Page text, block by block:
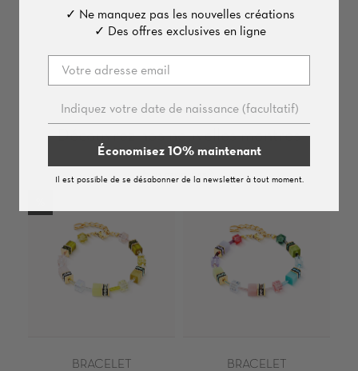
Découvrez nos nouvelles montres
Nos montres
BRACELET BRACELET
✓ Ne manquez pas les nouvelles créations
✓ Des offres exclusives en ligne
Économisez 10% maintenant
Il est possible de se désabonner de la newsletter à tout moment.